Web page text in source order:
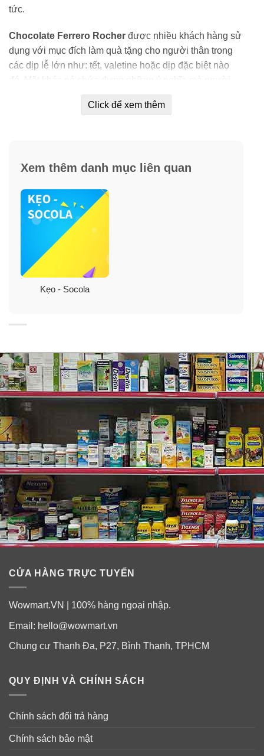
tức.
Chocolate Ferrero Rocher được nhiều khách hàng sử
dụng với mục đích làm quà tặng cho người thân trong
các dịp lễ lớn như: tết, valetine hoặc dịp đặc biệt nào
Sôcôla sữa 30%, hạt nhân, hạt dẻ, đường, bơ ca cao,
sữa bột tách kem, bơ, chất nhũ hóa, lecithin, đậu nành,
vanilin), quả phỉ 28,5%, đường, dầu thực vật, bột mì,
sữa bột, chất béo, natri hydro cacbonat, muối, vanilin.
Hướng dẫn bảo quản:
Bảo quản nơi khô ráo, tránh ánh nắng trực tiếp, nên để
Click để xem thêm
Xem thêm danh mục liên quan
Kẹo - Socola
CỬA HÀNG TRỰC TUYẾN
Wowmart.VN | 100% hàng ngoại nhập.
Email: hello@wowmart.vn
Chung cư Thanh Đa, P27, Bình Thạnh, TPHCM
QUY ĐỊNH VÀ CHÍNH SÁCH
Chính sách đổi trả hàng
Chính sách bảo mật